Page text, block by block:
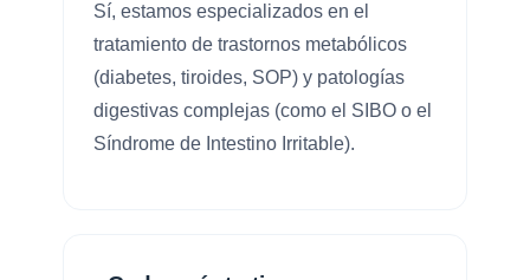
Sí, estamos especializados en el
tratamiento de trastornos metabólicos
(diabetes, tiroides, SOP) y patologías
digestivas complejas (como el SIBO o el
Síndrome de Intestino Irritable).